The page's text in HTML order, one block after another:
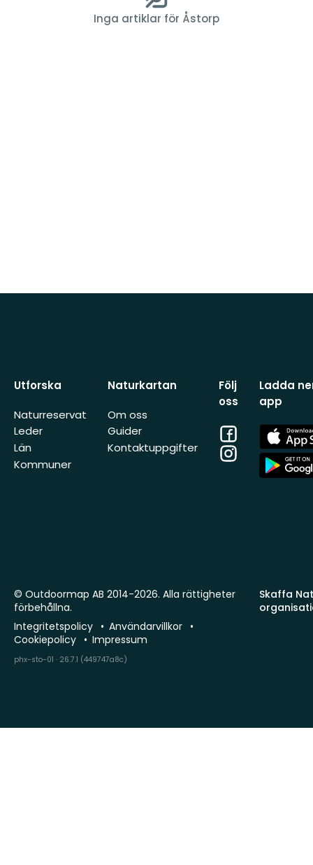
Inga artiklar för Åstorp
Utforska
Naturreservat
Leder
Län
Kommuner
Naturkartan
Om oss
Guider
Kontaktuppgifter
Följ
oss
Facebook
Instagram
Ladda
app
App
Store
App
Store
Skaffa
© Outdoormap AB 2014-2026. Alla rättigheter
förbehållna.
Integritetspolicy
Användarvillkor
Cookiepolicy
Impressum
phx-sto-01 · 26.7.1 (449747a8c)